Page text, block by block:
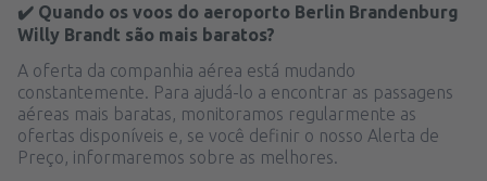
✔️ Quando os voos do aeroporto Berlin Brandenburg
Willy Brandt são mais baratos?
A oferta da companhia aérea está mudando
constantemente. Para ajudá-lo a encontrar as passagens
aéreas mais baratas, monitoramos regularmente as
ofertas disponíveis e, se você definir o nosso Alerta de
Preço, informaremos sobre as melhores.